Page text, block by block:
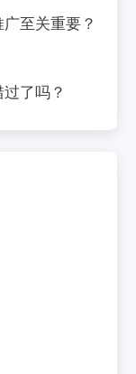
至关重要？
了吗？